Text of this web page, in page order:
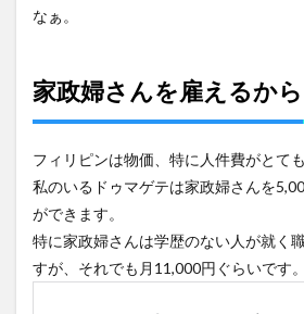
なぁ。
家政婦さんを雇えるから
フィリピンは物価、特に人件費がとても
私のいるドゥマゲテは家政婦さんを
ができます。
特に家政婦さんは学歴のない人が就く
すが、それでも月11,000円ぐらいです。